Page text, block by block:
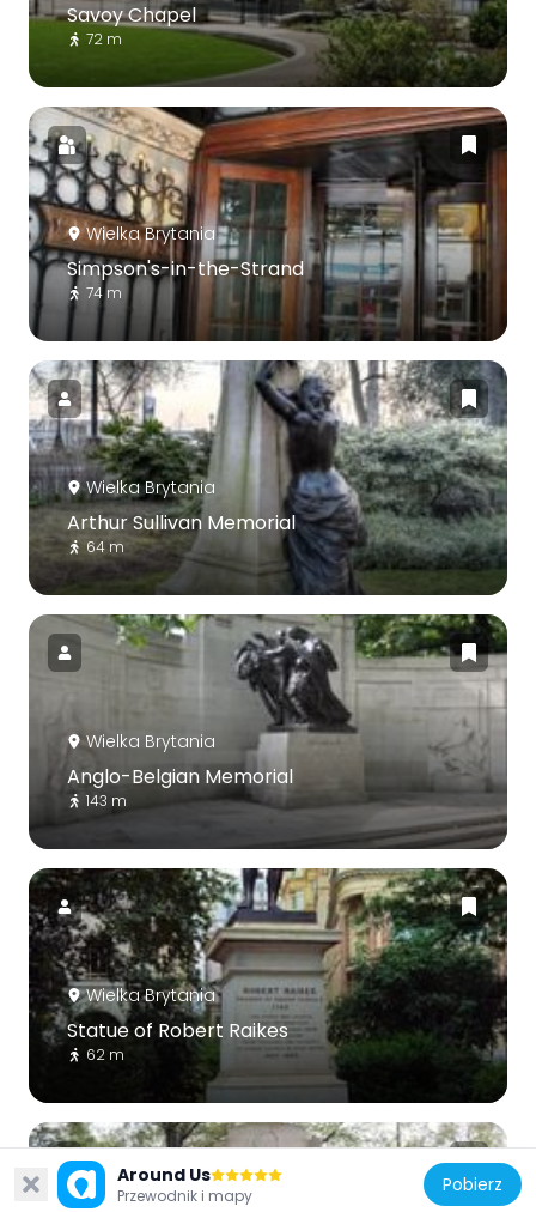
Savoy Chapel
72 m
Wielka Brytania
Simpson's-in-the-Strand
74 m
Wielka Brytania
Arthur Sullivan Memorial
64 m
Wielka Brytania
Anglo-Belgian Memorial
143 m
Wielka Brytania
Statue of Robert Raikes
62 m
Around Us
Przewodnik i mapy Pobierz